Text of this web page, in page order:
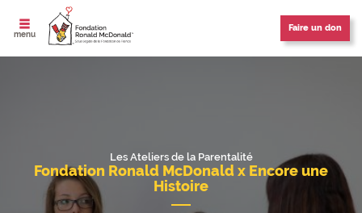
ouvrir le
menu
Faire un don
Les Ateliers de la Parentalité
Fondation Ronald McDonald x Encore une
Histoire